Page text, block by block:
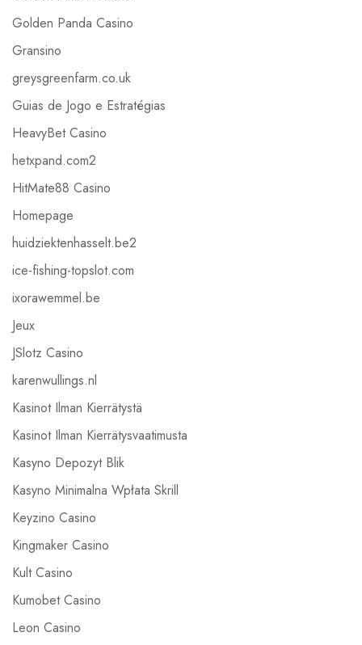
Golden Panda Casino
Gransino
greysgreenfarm.co.uk
Guias de Jogo e Estratégias
HeavyBet Casino
hetxpand.com2
HitMate88 Casino
Homepage
huidziektenhasselt.be2
ice-fishing-topslot.com
ixorawemmel.be
Jeux
JSlotz Casino
karenwullings.nl
Kasinot Ilman Kierrätystä
Kasinot Ilman Kierrätysvaatimusta
Kasyno Depozyt Blik
Kasyno Minimalna Wpłata Skrill
Keyzino Casino
Kingmaker Casino
Kult Casino
Kumobet Casino
Leon Casino